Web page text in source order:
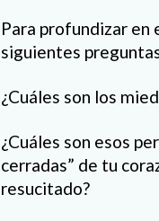
Para profundizar en
siguientes
¿Cuáles son los
¿Cuáles son esos
cerradas” de tu
resucitado?